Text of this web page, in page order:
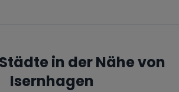
in der Nähe von
Isernhagen